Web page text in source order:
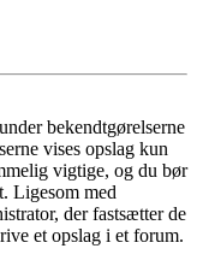
bekendtgørelserne
vises opslag kun
vigtige, og du bør
Ligesom med
der fastsætter de
et opslag i et forum.